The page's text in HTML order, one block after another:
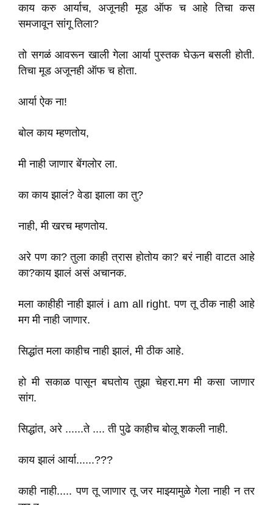
काय करु आर्याच, अजूनही मूड ऑफ च आहे तिचा कस
समजावून सांगू तिला?
तो सगळं आवरून खाली गेला आर्या पुस्तक घेऊन बसली होती.
तिचा मूड अजूनही ऑफ च होता.
आर्या ऐक ना!
बोल काय म्हणतोय,
मी नाही जाणार बेंगलोर ला.
का काय झालं? वेडा झाला का तु?
नाही, मी खरच म्हणतोय.
अरे पण का? तुला काही त्रास होतोय का? बरं नाही वाटत आहे
का?काय झालं असं अचानक.
मला काहीही नाही झालं i am all right. पण तू ठीक नाही आहे
मग मी नाही जाणार.
सिद्धांत मला काहीच नाही झालं, मी ठीक आहे.
हो मी सकाळ पासून बघतोय तुझा चेहरा.मग मी कसा जाणार
सांग.
सिद्धांत, अरे ......ते .... ती पुढे काहीच बोलू शकली नाही.
काय झालं आर्या......???
काही नाही..... पण तू जाणार तू जर माझ्यामुळे गेला नाही न तर